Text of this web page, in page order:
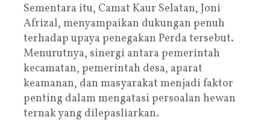
Sementara itu, Camat Kaur Selatan, Joni
Afrizal, menyampaikan dukungan penuh
terhadap upaya penegakan Perda tersebut.
Menurutnya, sinergi antara pemerintah
kecamatan, pemerintah desa, aparat
keamanan, dan masyarakat menjadi faktor
penting dalam mengatasi persoalan hewan
ternak yang dilepasliarkan.